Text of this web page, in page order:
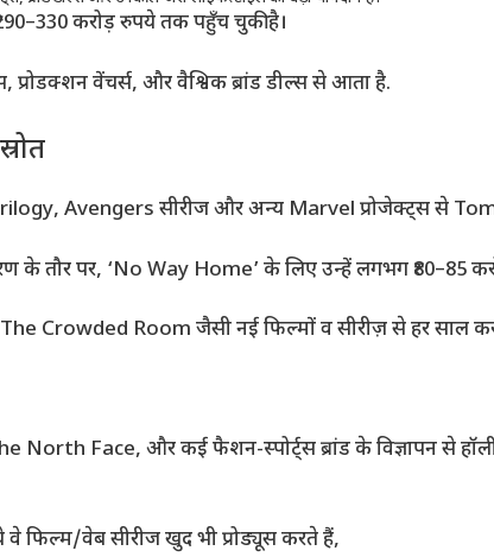
करोड़ रुपये तक पहुँच चुकी है।
प्रोडक्शन वेंचर्स, और वैश्विक ब्रांड डील्स से आता है.
Avengers सीरीज और अन्य Marvel प्रोजेक्ट्स से
के तौर पर, ‘No Way Home’ के लिए उन्हें लगभग ₹80–85
Crowded Room जैसी नई फिल्मों व सीरीज़ से हर साल
North Face, और कई फैशन-स्पोर्ट्स ब्रांड के विज्ञापन से
फिल्म/वेब सीरीज खुद भी प्रोड्यूस करते हैं,